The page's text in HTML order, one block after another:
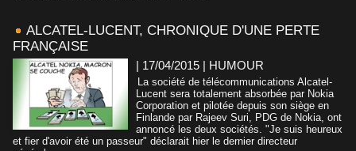
ALCATEL-LUCENT, CHRONIQUE D'UNE PERTE
FRANÇAISE
| 17/04/2015 | HUMOUR
La société de télécommunications Alcatel-
Lucent sera totalement absorbée par Nokia
Corporation et pilotée depuis son siège en
Finlande par Rajeev Suri, PDG de Nokia, ont
annoncé les deux sociétés. "Je suis heureux
et fier d'avoir été un passeur" déclarait hier le dernier directeur